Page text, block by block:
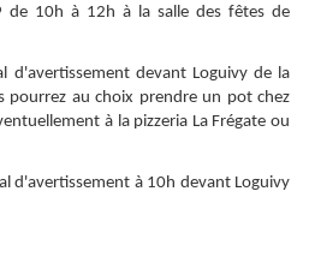
10h à 12h à la salle des fêtes de
d'avertissement devant Loguivy de la
pourrez au choix prendre un pot chez
à la pizzeria La Frégate ou
d'avertissement à 10h devant Loguivy